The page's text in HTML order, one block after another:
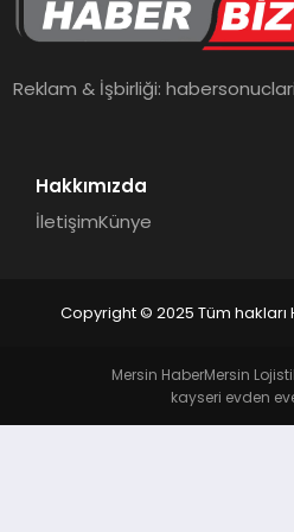
TEKNOLOJI
Reklam & İşbirliği:
Hakkımızda
İletişimKünye
Copyright © 2025 Tüm hakları
Mersin HaberMersin
kayseri evden